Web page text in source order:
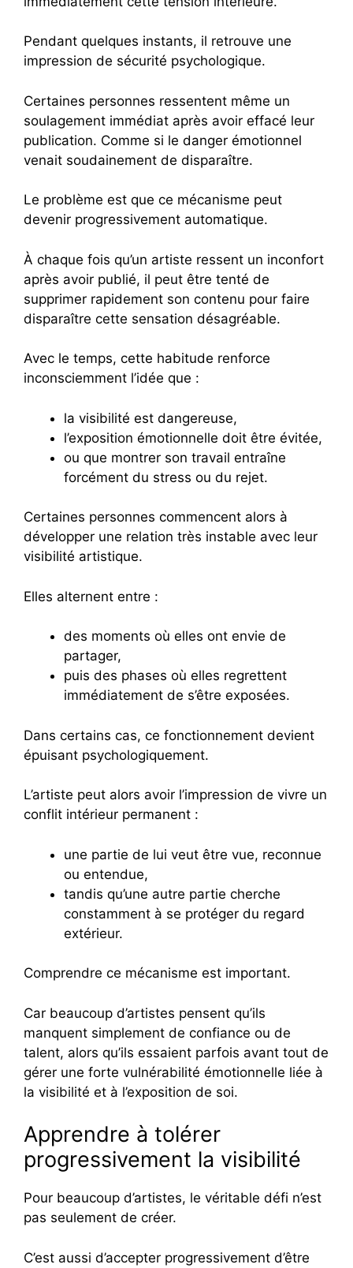
Pendant quelques instants, il retrouve une
impression de sécurité psychologique.
Certaines personnes ressentent même un
soulagement immédiat après avoir effacé leur
publication. Comme si le danger émotionnel
venait soudainement de disparaître.
Le problème est que ce mécanisme peut
devenir progressivement automatique.
À chaque fois qu’un artiste ressent un inconfort
après avoir publié, il peut être tenté de
supprimer rapidement son contenu pour faire
disparaître cette sensation désagréable.
Avec le temps, cette habitude renforce
inconsciemment l’idée que :
la visibilité est dangereuse,
l’exposition émotionnelle doit être évitée,
ou que montrer son travail entraîne
forcément du stress ou du rejet.
Certaines personnes commencent alors à
développer une relation très instable avec leur
visibilité artistique.
Elles alternent entre :
des moments où elles ont envie de
partager,
puis des phases où elles regrettent
immédiatement de s’être exposées.
Dans certains cas, ce fonctionnement devient
épuisant psychologiquement.
L’artiste peut alors avoir l’impression de vivre un
conflit intérieur permanent :
une partie de lui veut être vue, reconnue
ou entendue,
tandis qu’une autre partie cherche
constamment à se protéger du regard
extérieur.
Comprendre ce mécanisme est important.
Car beaucoup d’artistes pensent qu’ils
manquent simplement de confiance ou de
talent, alors qu’ils essaient parfois avant tout de
gérer une forte vulnérabilité émotionnelle liée à
la visibilité et à l’exposition de soi.
Apprendre à tolérer
progressivement la visibilité
Pour beaucoup d’artistes, le véritable défi n’est
pas seulement de créer.
C’est aussi d’accepter progressivement d’être